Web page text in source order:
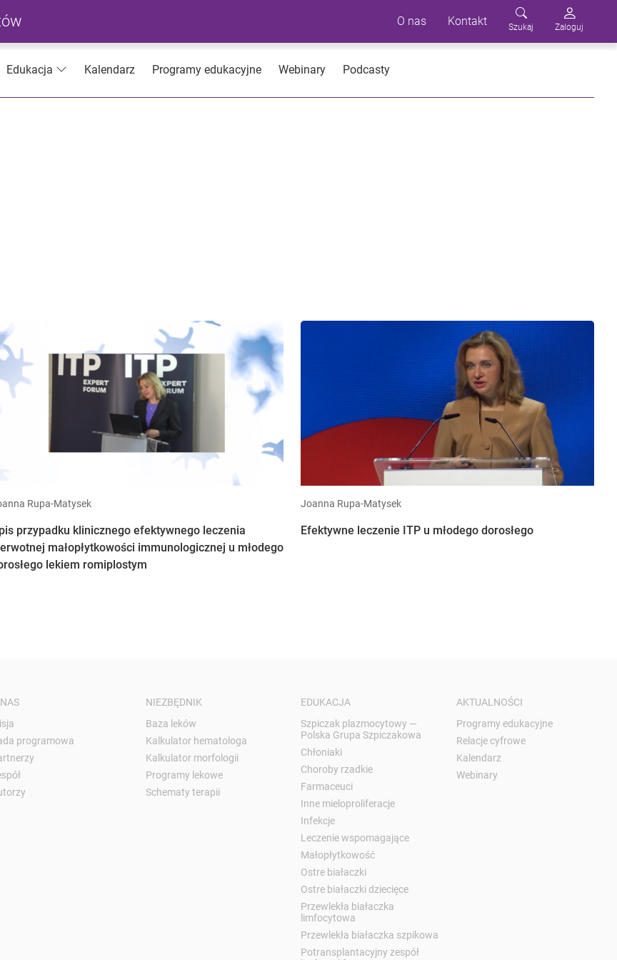
O nas Kontakt Szukaj Zaloguj
Edukacja Kalendarz Programy edukacyjne Webinary Podcasty
Rupa-Matysek
przypadku klinicznego efektywnego leczenia
małopłytkowości immunologicznej u młodego
lekiem romiplostym
Joanna Rupa-Matysek
Efektywne leczenie ITP u młodego dorosłego
programowa
NIEZBĘDNIK
Baza leków
Kalkulator hematologa
Kalkulator morfologii
Programy lekowe
Schematy terapii
EDUKACJA
Szpiczak plazmocytowy —
Polska Grupa Szpiczakowa
Chłoniaki
Choroby rzadkie
Farmaceuci
Inne mieloproliferacje
Infekcje
Leczenie wspomagające
Małopłytkowość
Ostre białaczki
Ostre białaczki dziecięce
Przewlekła białaczka
limfocytowa
Przewlekła białaczka szpikowa
Potransplantacyjny zespół
AKTUALNOŚCI
Programy edukacyjne
Relacje cyfrowe
Kalendarz
Webinary